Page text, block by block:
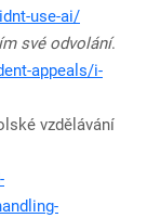
use-ai/
své odvolání.
appeals/i-
vzdělávání